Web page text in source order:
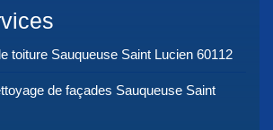
toiture Sauqueuse Saint Lucien 60112
de façades Sauqueuse Saint